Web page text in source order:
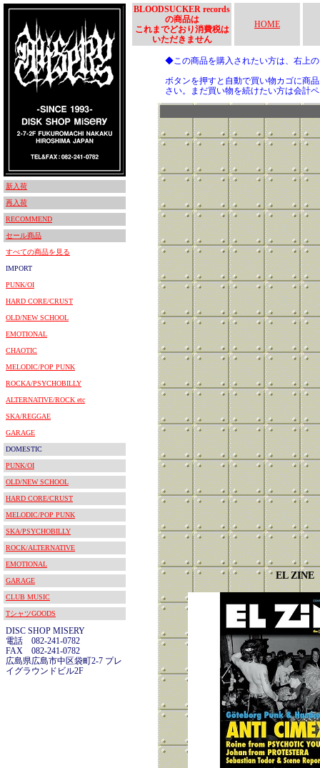
新入荷
再入荷
RECOMMEND
セール商品
すべての商品を見る
IMPORT
PUNK/OI
HARD CORE/CRUST
OLD/NEW SCHOOL
EMOTIONAL
CHAOTIC
MELODIC/POP PUNK
ROCKA/PSYCHOBILLY
ALTERNATIVE/ROCK etc
SKA/REGGAE
GARAGE
DOMESTIC
PUNK/OI
OLD/NEW SCHOOL
HARD CORE/CRUST
MELODIC/POP PUNK
SKA/PSYCHOBILLY
ROCK/ALTERNATIVE
EMOTIONAL
GARAGE
CLUB MUSIC
TシャツGOODS
DISC SHOP MISERY
電話 082-241-0782
FAX 082-241-0782
広島県広島市中区袋町2-7 プレ
イグラウンドビル2F
BLOODSUCKER records
の商品は
これまでどおり消費税は
いただきません
HOME
◆この商品を購入されたい方は、右上
ボタンを押すと自動で買い物カゴに商
さい。まだ買い物を続けたい方は会計
EL ZINE